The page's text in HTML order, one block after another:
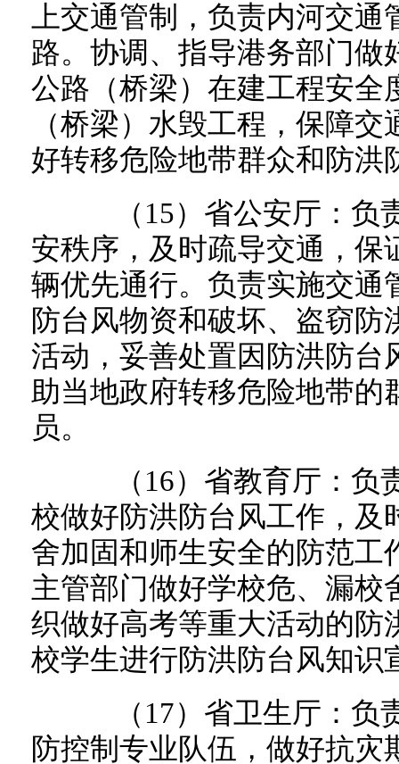
上交通管制，负责内河交
路。协调、指导港务部门做
公路（桥梁）在建工程安全
（桥梁）水毁工程，保障
好转移危险地带群众和防洪
（15）省公安厅：负
安秩序，及时疏导交通，保
辆优先通行。负责实施交通
防台风物资和破坏、盗窃
活动，妥善处置因防洪防台
助当地政府转移危险地带的
员。
（16）省教育厅：负
校做好防洪防台风工作，及
舍加固和师生安全的防范工
主管部门做好学校危、漏校
织做好高考等重大活动的防
校学生进行防洪防台风知识
（17）省卫生厅：负
防控制专业队伍，做好抗